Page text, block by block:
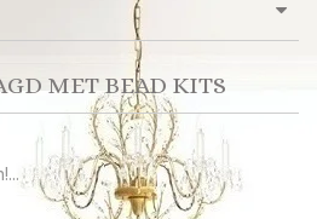
MET BEAD KITS